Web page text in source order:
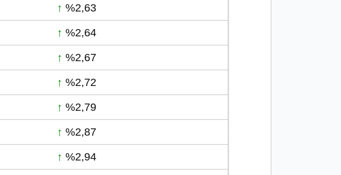
↑ %2,63
↑ %2,64
↑ %2,67
↑ %2,72
↑ %2,79
↑ %2,87
↑ %2,94